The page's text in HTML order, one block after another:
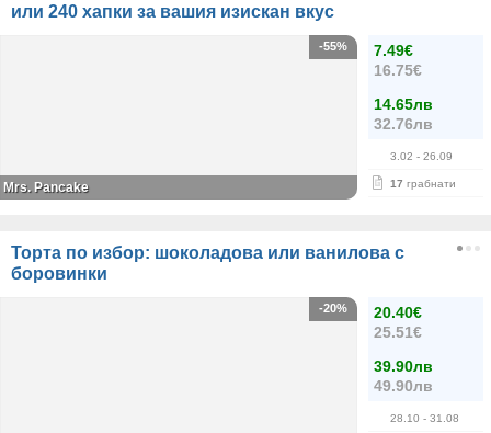
или 240 хапки за вашия изискан вкус
7.49€
16.75€
14.65лв
32.76лв
3.02 - 26.09
17 грабнати
-55%
Mrs. Pancake
Торта по избор: шоколадова или ванилова с
боровинки
20.40€
25.51€
39.90лв
49.90лв
28.10 - 31.08
-20%